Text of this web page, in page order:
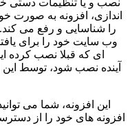
نصب و یا تنظیمات دستی
اندازی، افزونه به صورت
را شناسایی و رفع می
ای که قبلا نصب کرده
آینده نصب شود، توسط
افزونه های خود را از